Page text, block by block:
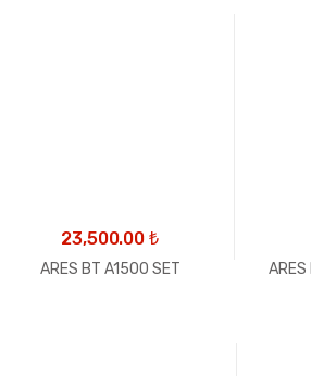
23,500.00 ₺
ARES BT A1500 SET ARES